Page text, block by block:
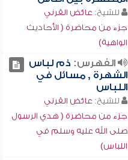
للشيخ: عائض القرني
جزء من محاضرة ( الأحاديث
الواهية)
الفهرس: ذم لباس
الشهرة , مسائل في
اللباس
للشيخ: عائض القرني
جزء من محاضرة ( هدي الرسول
صلى الله عليه وسلم في
اللباس)